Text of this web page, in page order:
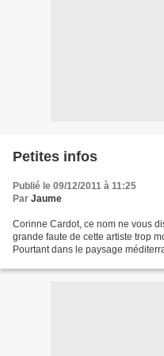
Petites infos
Publié le 09/12/2011 à 11:25
Par Jaume
Corinne Cardot, ce nom ne vous
grande faute de cette artiste trop
Pourtant dans le paysage